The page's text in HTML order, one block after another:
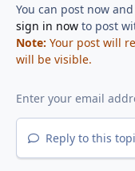
You can post now
sign in nowto post
Note: Your post will
will be visible.
Reply to this